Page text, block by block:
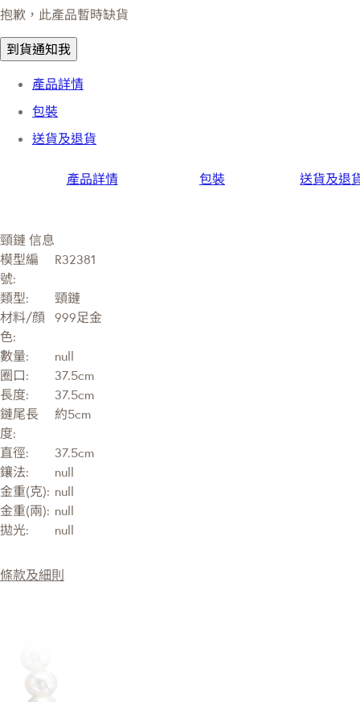
抱歉，此產品暫時缺貨
到貨通知我
產品詳情
包裝
送貨及退貨
產品詳情 包裝 送貨及退
頸鏈 信息
模型編
號:
R32381
類型:
頸鏈
材料/顔
色:
999足金
數量:
null
圈口:
37.5cm
長度:
37.5cm
鏈尾長
度:
約5cm
直徑:
37.5cm
鑲法:
null
金重(克): null
金重(兩): null
拋光:
null
條款及細則